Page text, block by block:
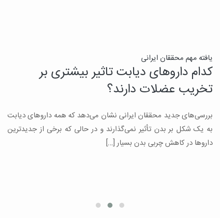
یافته مهم محققان ایرانی
کدام داروهای دیابت تاثیر بیشتری بر
تخریب عضلات دارند؟
بررسی‌های جدید محققان ایرانی نشان می‌دهد که همه داروهای دیابت
به یک شکل بر بدن تأثیر نمی‌گذارند و در حالی که برخی از جدیدترین
داروها در کاهش چربی بدن بسیار […]